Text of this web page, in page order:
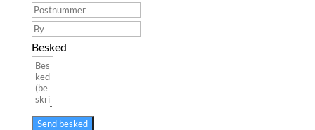
Besked
Send besked